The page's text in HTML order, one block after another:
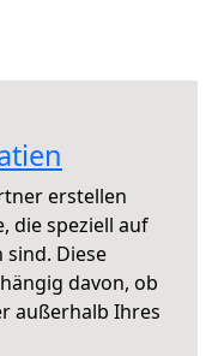
erstellen
die speziell auf
Diese
davon, ob
außerhalb Ihres